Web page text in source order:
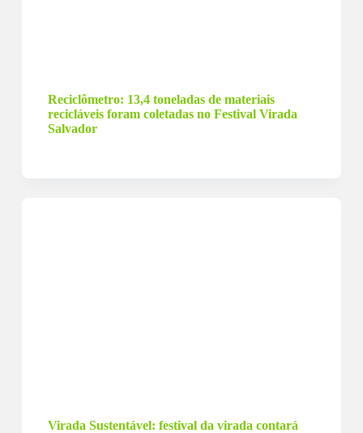
Reciclômetro: 13,4 toneladas de materiais
recicláveis foram coletadas no Festival Virada
Salvador
Virada Sustentável: festival da virada contará